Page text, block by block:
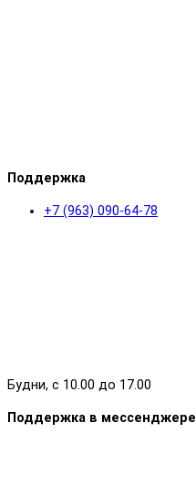
Поддержка
+7 (963) 090-64-78
Будни, с 10.00 до 17.00
Поддержка в мессенджере